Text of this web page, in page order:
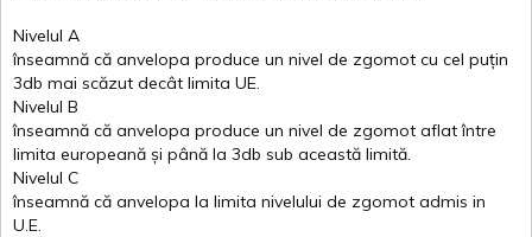
Nivelul A
înseamnă că anvelopa produce un nivel de zgomot cu cel puțin
3db mai scăzut decât limita UE.
Nivelul B
înseamnă că anvelopa produce un nivel de zgomot aflat între
limita europeană și până la 3db sub această limită.
Nivelul C
înseamnă că anvelopa la limita nivelului de zgomot admis in
U.E.